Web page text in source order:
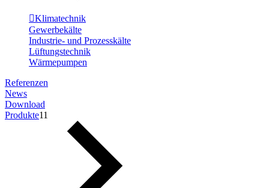
Klimatechnik
Gewerbekälte
Industrie- und Prozesskälte
Lüftungstechnik
Wärmepumpen
Referenzen
News
Download
Produkte11